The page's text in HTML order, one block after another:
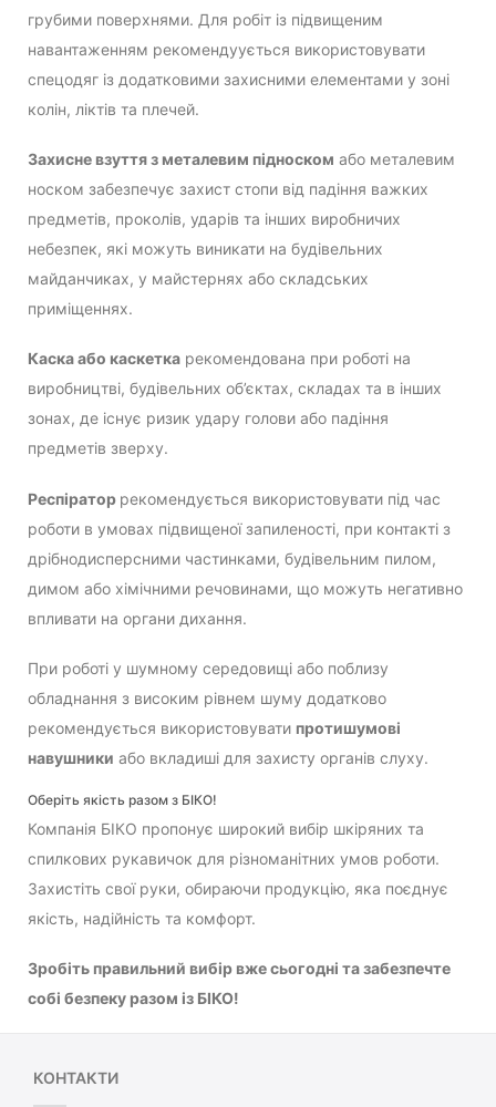
грубими поверхнями. Для робіт із підвищеним
навантаженням рекомендуується використовувати
спецодяг із додатковими захисними елементами у зоні
колін, ліктів та плечей.
Захисне взуття з металевим підноском або металевим
носком забезпечує захист стопи від падіння важких
предметів, проколів, ударів та інших виробничих
небезпек, які можуть виникати на будівельних
майданчиках, у майстернях або складських
приміщеннях.
Каска або каскетка рекомендована при роботі на
виробництві, будівельних об’єктах, складах та в інших
зонах, де існує ризик удару голови або падіння
предметів зверху.
Респіратор рекомендується використовувати під час
роботи в умовах підвищеної запиленості, при контакті з
дрібнодисперсними частинками, будівельним пилом,
димом або хімічними речовинами, що можуть негативно
впливати на органи дихання.
При роботі у шумному середовищі або поблизу
обладнання з високим рівнем шуму додатково
рекомендується використовувати протишумові
навушники або вкладиші для захисту органів слуху.
Оберіть якість разом з БІКО!
Компанія БІКО пропонує широкий вибір шкіряних та
спилкових рукавичок для різноманітних умов роботи.
Захистіть свої руки, обираючи продукцію, яка поєднує
якість, надійність та комфорт.
Зробіть правильний вибір вже сьогодні та забезпечте
собі безпеку разом із БІКО!
КОНТАКТИ